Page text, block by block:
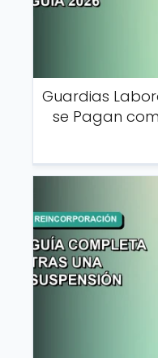
Guardias
se Pagan